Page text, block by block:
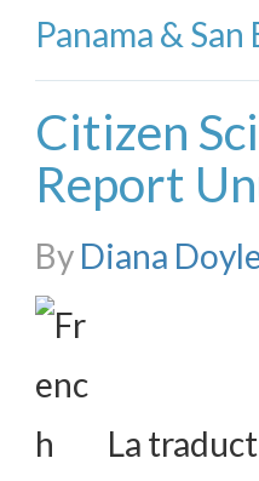
Panama & San
Citizen
Report
By Diana
La